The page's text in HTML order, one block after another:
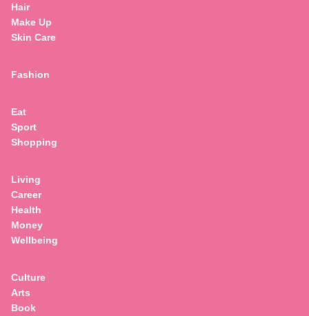
Hair
Make Up
Skin Care
Fashion
Eat
Sport
Shopping
Living
Career
Health
Money
Wellbeing
Culture
Arts
Book